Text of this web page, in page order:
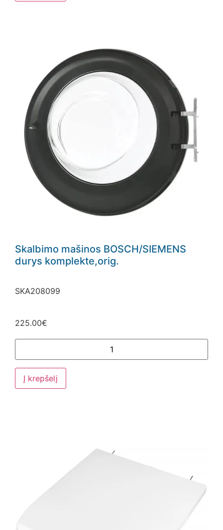
Skalbimo mašinos BOSCH/SIEMENS
durys komplekte,orig.
SKA208099
225.00€
Į krepšelį